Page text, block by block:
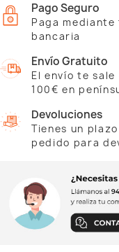
Pago Seguro
Paga
bancaria
Envío Gratuito
El envío te
100€ en
Devoluciones
Tienes un
pedido para